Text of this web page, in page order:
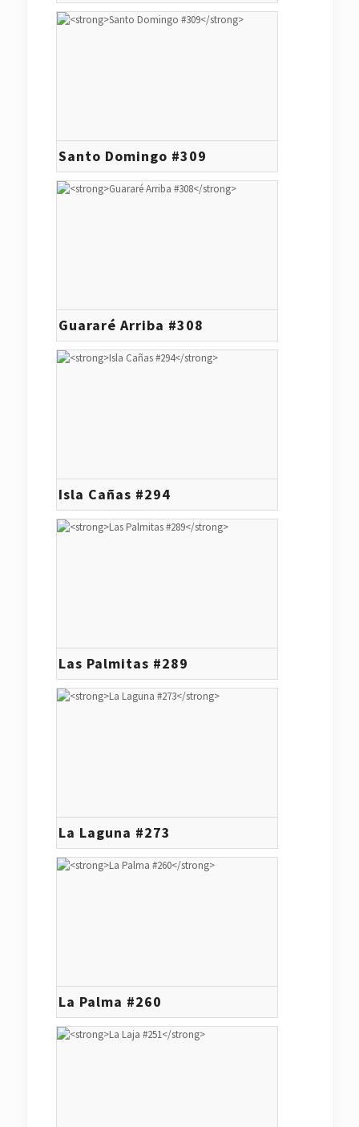
Santo Domingo #309
Guararé Arriba #308
Isla Cañas #294
Las Palmitas #289
La Laguna #273
La Palma #260